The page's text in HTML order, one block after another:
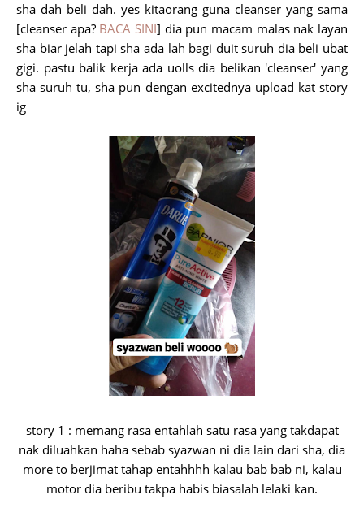
sha dah beli dah. yes kitaorang guna cleanser yang sama
[cleanser apa? BACA SINI] dia pun macam malas nak layan
sha biar jelah tapi sha ada lah bagi duit suruh dia beli ubat
gigi. pastu balik kerja ada uolls dia belikan 'cleanser' yang
sha suruh tu, sha pun dengan excitednya upload kat story
ig
story 1 : memang rasa entahlah satu rasa yang takdapat
nak diluahkan haha sebab syazwan ni dia lain dari sha, dia
more to berjimat tahap entahhhh kalau bab bab ni, kalau
motor dia beribu takpa habis biasalah lelaki kan.